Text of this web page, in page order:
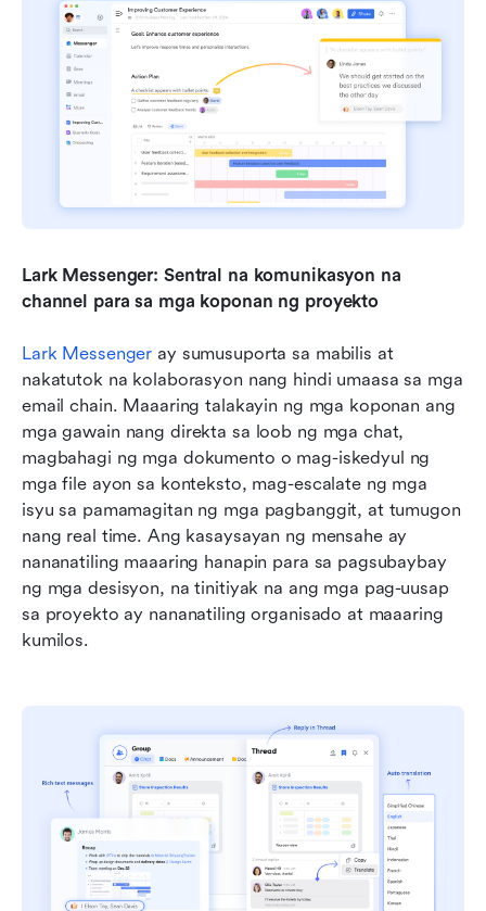
Lark Messenger: Sentral na komunikasyon na
channel para sa mga koponan ng proyekto
Lark Messenger ay sumusuporta sa mabilis at
nakatutok na kolaborasyon nang hindi umaasa sa mga
email chain. Maaaring talakayin ng mga koponan ang
mga gawain nang direkta sa loob ng mga chat,
magbahagi ng mga dokumento o mag-iskedyul ng
mga file ayon sa konteksto, mag-escalate ng mga
isyu sa pamamagitan ng mga pagbanggit, at tumugon
nang real time. Ang kasaysayan ng mensahe ay
nananatiling maaaring hanapin para sa pagsubaybay
ng mga desisyon, na tinitiyak na ang mga pag-uusap
sa proyekto ay nananatiling organisado at maaaring
kumilos.